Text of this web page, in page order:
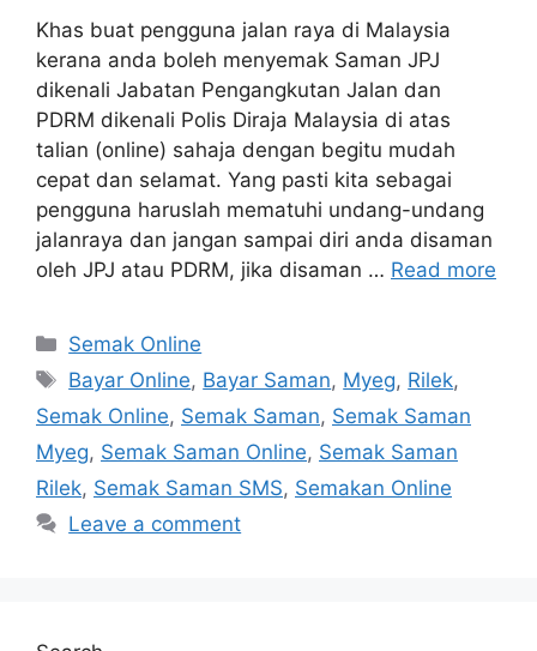
Khas buat pengguna jalan raya di Malaysia
kerana anda boleh menyemak Saman JPJ
dikenali Jabatan Pengangkutan Jalan dan
PDRM dikenali Polis Diraja Malaysia di atas
talian (online) sahaja dengan begitu mudah
cepat dan selamat. Yang pasti kita sebagai
pengguna haruslah mematuhi undang-undang
jalanraya dan jangan sampai diri anda disaman
oleh JPJ atau PDRM, jika disaman … Read more
Categories
Semak Online
Tags
Bayar Online, Bayar Saman, Myeg, Rilek,
Semak Online, Semak Saman, Semak Saman
Myeg, Semak Saman Online, Semak Saman
Rilek, Semak Saman SMS, Semakan Online
Leave a comment